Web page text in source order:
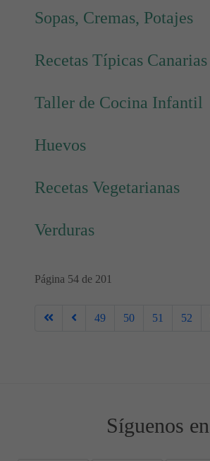
Sopas, Cremas, Potajes
Recetas Típicas Canarias
Taller de Cocina Infantil
Huevos
Recetas Vegetarianas
Verduras
Página 54 de 201
49 50 51 52
Síguenos en